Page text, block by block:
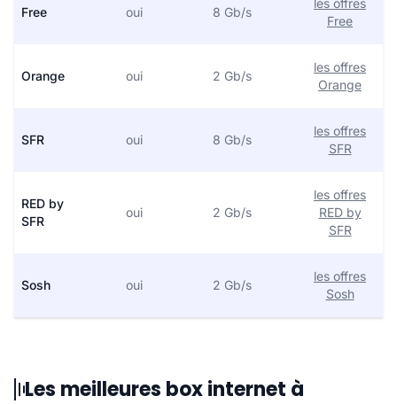
Free oui 8 Gb/s
les offres
Free
Orange oui 2 Gb/s
les offres
Orange
SFR oui 8 Gb/s
les offres
SFR
RED by
SFR
oui 2 Gb/s
les offres
RED by
SFR
Sosh oui 2 Gb/s
les offres
Sosh
Les meilleures box internet à